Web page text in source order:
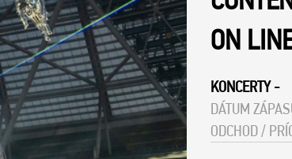
ON
KONCERTY-
DÁTUM
ODCHOD /